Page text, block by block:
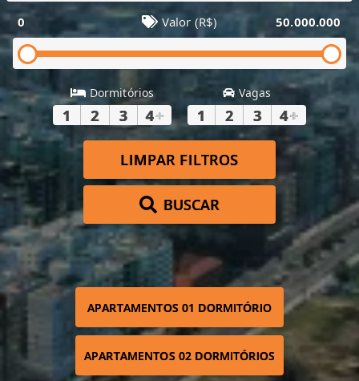
0 Valor (R$) 50.000.000
Dormitórios
1 2 3 4+
Vagas
1 2 3 4+
LIMPAR FILTROS
BUSCAR
APARTAMENTOS 01 DORMITÓRIO
APARTAMENTOS 02 DORMITÓRIOS